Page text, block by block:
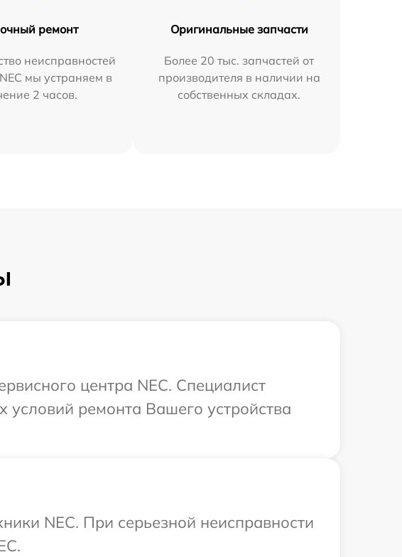
ремонт
неисправностей
мы устраняем в
2 часов.
Оригинальные запчасти
Более 20 тыс. запчастей от
производителя в наличии на
собственных складах.
центра NEC. Специалист
условий ремонта Вашего устройства
NEC. При серьезной неисправности